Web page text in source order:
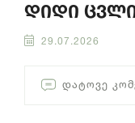
დიდი
29.07.2026
ᲓᲐᲢᲝᲕᲔ